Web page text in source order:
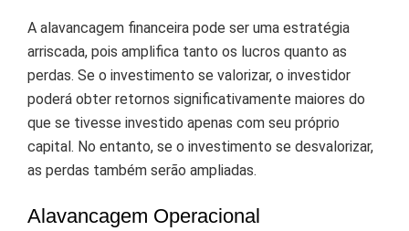
A alavancagem financeira pode ser uma estratégia
arriscada, pois amplifica tanto os lucros quanto as
perdas. Se o investimento se valorizar, o investidor
poderá obter retornos significativamente maiores do
que se tivesse investido apenas com seu próprio
capital. No entanto, se o investimento se desvalorizar,
as perdas também serão ampliadas.
Alavancagem Operacional